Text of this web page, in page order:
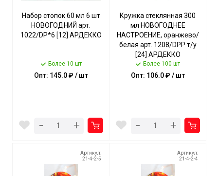
Набор стопок 60 мл 6 шт
НОВОГОДНИЙ арт.
1022/DP*6 [12] АРДЕККО
Более 10 шт
Опт: 145.0 ₽ / шт
- +
Кружка стеклянная 300
мл НОВОГОДНЕЕ
НАСТРОЕНИЕ, оранжево/
белая арт. 1208/DPР т/у
[24] АРДЕККО
Более 100 шт
Опт: 106.0 ₽ / шт
- +
Артикул:
21-4-2-5
Артикул:
21-4-2-4